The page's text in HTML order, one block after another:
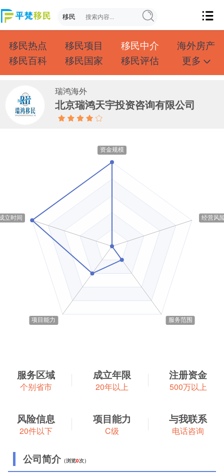
移民热点 移民项目 移民中介
海外房产
移民百科
移民国家 移民评估
更多
成功案例
投资移民 创业移民
购房移民
护照移民
技术移民
联系我们
瑞鸿海外
北京瑞鸿天宇投资咨询有限公司
服务区域
个别省市
成立年限
20年以上
注册资金
500万以上
风险信息
20件以下
项目能力
C级
与我联系
电话咨询
公司简介 （浏览0次）